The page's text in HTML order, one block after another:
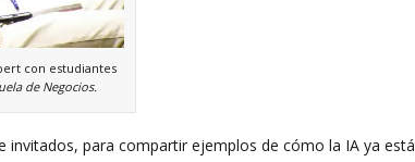
con estudiantes
de Negocios.
invitados, para compartir ejemplos de cómo la IA ya está